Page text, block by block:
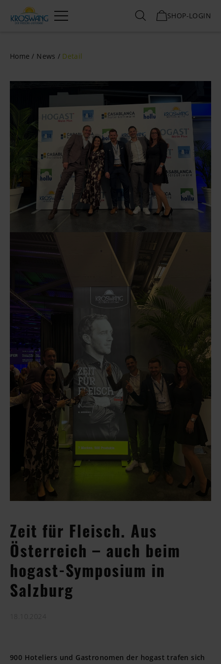
Menü
SHOP-LOGIN
Home News Detail
Zeit für Fleisch. Aus
Österreich – auch beim
hogast-Symposium in
Salzburg
18.10.2024
900 Hoteliers und Gastronomen der hogast trafen sich